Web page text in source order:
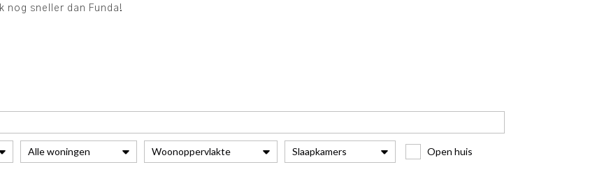
nog sneller dan Funda!